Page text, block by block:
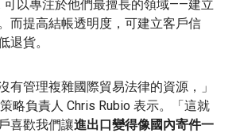
可以專注於他們最擅長的領域——建立
而提高結帳透明度，可建立客戶信
退貨。
有管理複雜國際貿易法律的資源，」
略負責人 Chris Rubio 表示。「這就
喜歡我們讓進出口變得像國內寄件一